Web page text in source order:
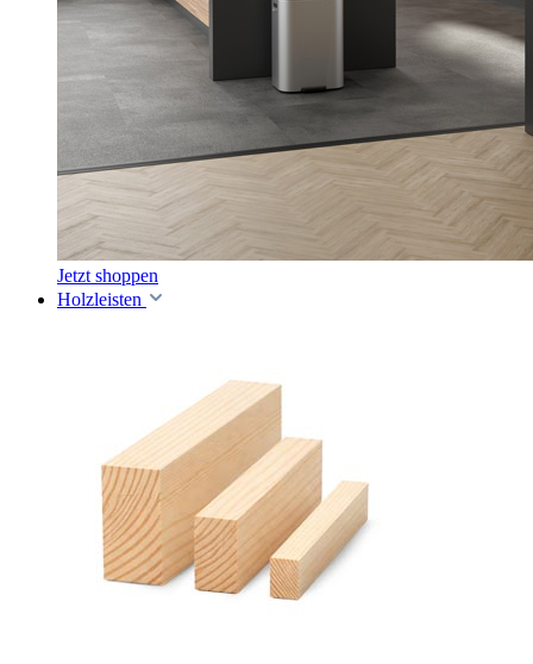
Jetzt shoppen
Holzleisten